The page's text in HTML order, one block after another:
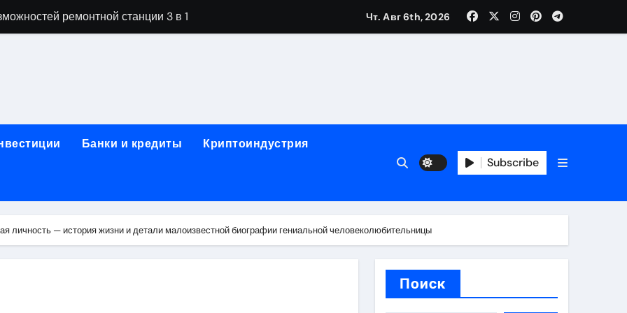
ремонтной станции 3 в 1
изоляции для промышленных объектов и конструкций
онлайн-образования в сфере актуальных профессий
регистрация, разрешение споров и правовые аспекты авторского и патентного права
в USDT: механизм работы, риски и правовой статус услуг без верификации
Чт. Авг 6th, 2026
Банки и кредиты Криптоиндустрия
Subscribe
личность — история жизни и детали малоизвестной биографии гениальной человеколюбительницы
Поиск